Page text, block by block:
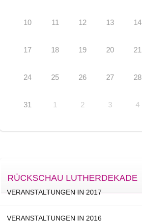
10 11 12 13 14
17 18 19 20 21
24 25 26 27 28
31 1 2 3 4
RÜCKSCHAU LUTHERDEKADE
VERANSTALTUNGEN IN 2017
VERANSTALTUNGEN IN 2016